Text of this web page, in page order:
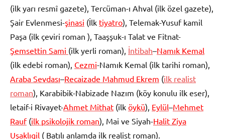
(ilk yarı resmî gazete), Tercüman-ı Ahval (ilk özel gazete),
Şair Evlenmesi-şinasi (İlk tiyatro), Telemak-Yusuf kamil
Paşa (ilk çeviri roman ), Taaşşuk-ı Talat ve Fitnat-
Şemsettin Sami (ilk yerli roman), İntibah–Namık Kemal
(ilk edebi roman), Cezmi-Namık Kemal (ilk tarihi roman),
Araba Sevdası–Recaizade Mahmud Ekrem (ilk realist
roman), Karabibik-Nabizade Nazım (köy konulu ilk eser),
letaif-i Rivayet-Ahmet Mithat (ilk öykü), Eylül–Mehmet
Rauf(ilk psikolojik roman), Mai ve Siyah-Halit Ziya
Uşaklıgil ( Batılı anlamda ilk realist roman).